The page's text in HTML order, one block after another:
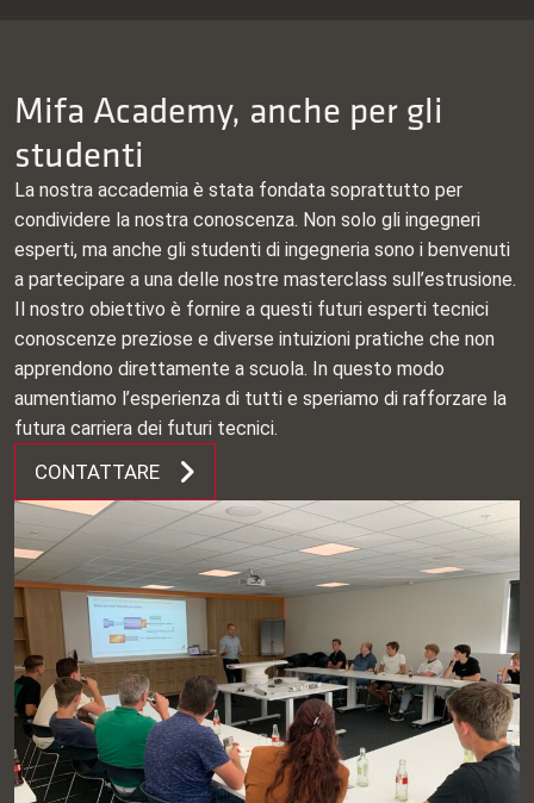
Mifa Academy, anche per gli
studenti
La nostra accademia è stata fondata soprattutto per
condividere la nostra conoscenza. Non solo gli ingegneri
esperti, ma anche gli studenti di ingegneria sono i benvenuti
a partecipare a una delle nostre masterclass sull’estrusione.
Il nostro obiettivo è fornire a questi futuri esperti tecnici
conoscenze preziose e diverse intuizioni pratiche che non
apprendono direttamente a scuola. In questo modo
aumentiamo l’esperienza di tutti e speriamo di rafforzare la
futura carriera dei futuri tecnici.
CONTATTARE